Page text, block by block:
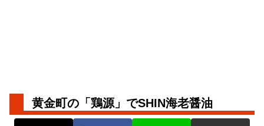
黄金町の「鶏源」でSHIN海老醤油